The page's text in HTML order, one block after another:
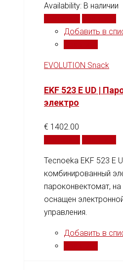
Availability: В наличии
Добавить в
EVOLUTION Snack
EKF 523 E UD |
электро
€ 1402.00
Tecnoeka EKF 523 E
комбинированный
пароконвектомат,
оснащен
управления.
Добавить в